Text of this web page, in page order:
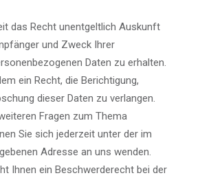
das Recht unentgeltlich Auskunft
und Zweck Ihrer
Daten zu erhalten.
ein Recht, die Berichtigung,
dieser Daten zu verlangen.
Fragen zum Thema
Sie sich jederzeit unter der im
Adresse an uns wenden.
Ihnen ein Beschwerderecht bei der